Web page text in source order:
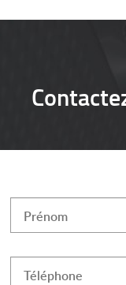
Prénom
Téléphone